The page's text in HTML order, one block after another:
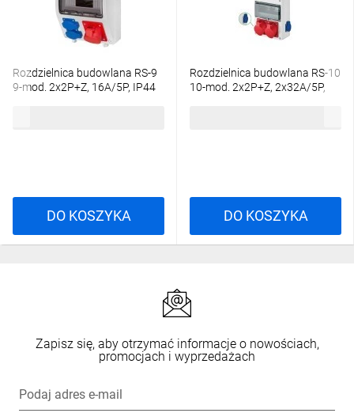
Rozdzielnica budowlana RS-9
9-mod. 2x2P+Z, 16A/5P, IP44
DO KOSZYKA
Rozdzielnica budowlana RS-10
10-mod. 2x2P+Z, 2x32A/5P,
DO KOSZYKA
Zapisz się, aby otrzymać informacje o nowościach,
promocjach i wyprzedażach
Podaj adres e-mail